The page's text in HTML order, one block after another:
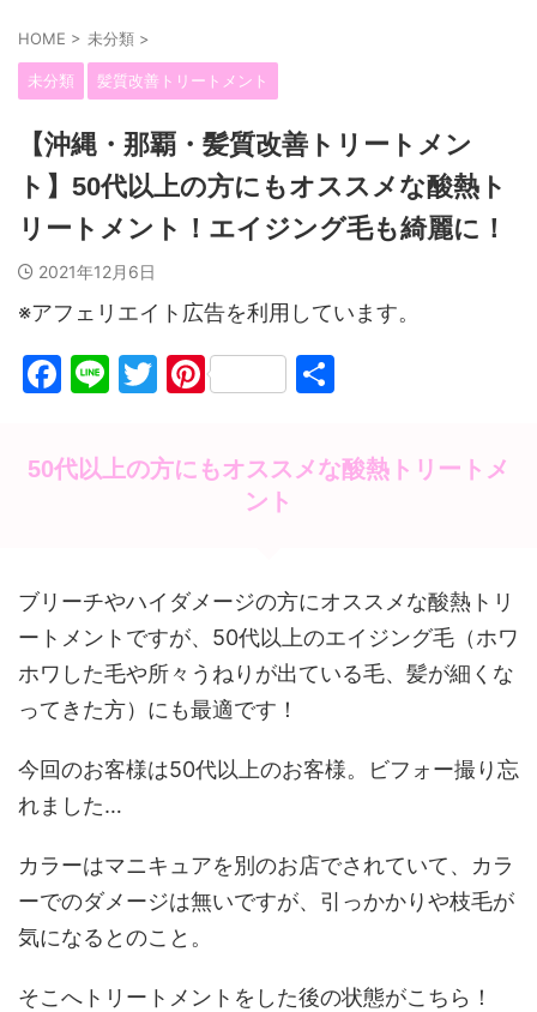
HOME > 未分類 >
未分類 髪質改善トリートメント
【沖縄・那覇・髪質改善トリートメン
ト】50代以上の方にもオススメな酸熱ト
リートメント！エイジング毛も綺麗に！
2021年12月6日
※アフェリエイト広告を利用しています。
F
c
e
o
k
Li
e
T
itt
er
Pi
er
e
50代以上の方にもオススメな酸熱トリートメ
ント
ブリーチやハイダメージの方にオススメな酸熱トリ
ートメントですが、50代以上のエイジング毛（ホワ
ホワした毛や所々うねりが出ている毛、髪が細くな
ってきた方）にも最適です！
今回のお客様は50代以上のお客様。ビフォー撮り忘
れました…
カラーはマニキュアを別のお店でされていて、カラ
ーでのダメージは無いですが、引っかかりや枝毛が
気になるとのこと。
そこへトリートメントをした後の状態がこちら！